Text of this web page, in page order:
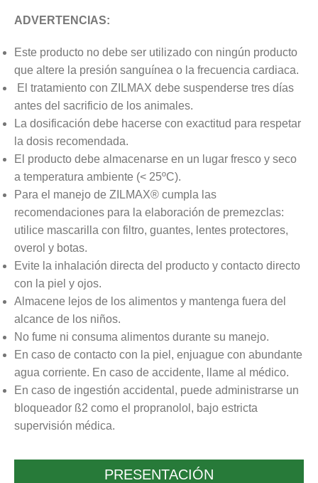
ADVERTENCIAS:
Este producto no debe ser utilizado con ningún producto
que altere la presión sanguínea o la frecuencia cardiaca.
El tratamiento con ZILMAX debe suspenderse tres días
antes del sacrificio de los animales.
La dosificación debe hacerse con exactitud para respetar
la dosis recomendada.
El producto debe almacenarse en un lugar fresco y seco
a temperatura ambiente (< 25ºC).
Para el manejo de ZILMAX® cumpla las
recomendaciones para la elaboración de premezclas:
utilice mascarilla con filtro, guantes, lentes protectores,
overol y botas.
Evite la inhalación directa del producto y contacto directo
con la piel y ojos.
Almacene lejos de los alimentos y mantenga fuera del
alcance de los niños.
No fume ni consuma alimentos durante su manejo.
En caso de contacto con la piel, enjuague con abundante
agua corriente. En caso de accidente, llame al médico.
En caso de ingestión accidental, puede administrarse un
bloqueador ß2 como el propranolol, bajo estricta
supervisión médica.
PRESENTACIÓN